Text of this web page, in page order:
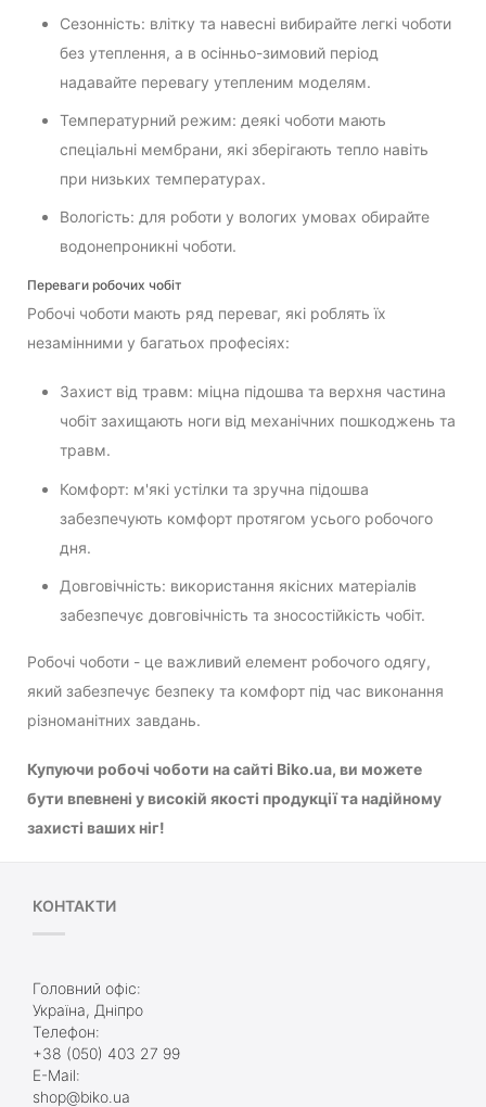
Сезонність: влітку та навесні вибирайте легкі чоботи
без утеплення, а в осінньо-зимовий період
надавайте перевагу утепленим моделям.
Температурний режим: деякі чоботи мають
спеціальні мембрани, які зберігають тепло навіть
при низьких температурах.
Вологість: для роботи у вологих умовах обирайте
водонепроникні чоботи.
Переваги робочих чобіт
Робочі чоботи мають ряд переваг, які роблять їх
незамінними у багатьох професіях:
Захист від травм: міцна підошва та верхня частина
чобіт захищають ноги від механічних пошкоджень та
травм.
Комфорт: м'які устілки та зручна підошва
забезпечують комфорт протягом усього робочого
дня.
Довговічність: використання якісних матеріалів
забезпечує довговічність та зносостійкість чобіт.
Робочі чоботи - це важливий елемент робочого одягу,
який забезпечує безпеку та комфорт під час виконання
різноманітних завдань.
Купуючи робочі чоботи на сайті Biko.ua, ви можете
бути впевнені у високій якості продукції та надійному
захисті ваших ніг!
КОНТАКТИ
Головний офіс:
Україна, Дніпро
Телефон:
+38 (050) 403 27 99
E-Mail:
shop@biko.ua